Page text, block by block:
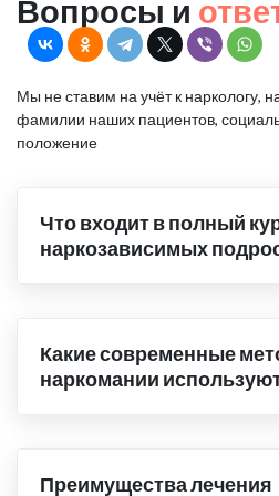
Вопросы и
Мы не ставим на учёт к наркологу,
фамилии наших пациентов,
положение
Что входит в полный
наркозависимых
Какие современные
наркомании
Преимущества лечения